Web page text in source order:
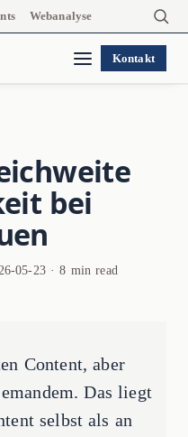
Webanalyse
Kontakt
bei
05-23 · 8 min read
Content, aber
Das liegt
selbst als an